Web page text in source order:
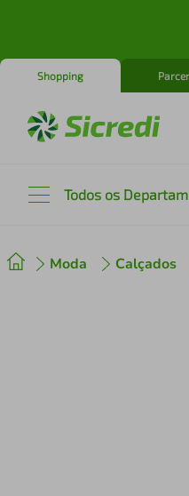
Shopping
Todos os
Moda Calçados2